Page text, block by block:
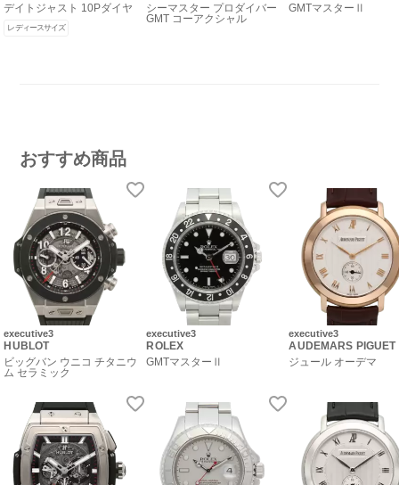
デイトジャスト 10Pダイヤ
レディースサイズ
シーマスター プロダイバー
GMT コーアクシャル
GMTマスターⅡ
おすすめ商品
executive3
HUBLOT
ビッグバン ウニコ チタニウ
ム セラミック
executive3
ROLEX
GMTマスターⅡ
executive3
AUDEMARS PIGUET
ジュール オーデマ